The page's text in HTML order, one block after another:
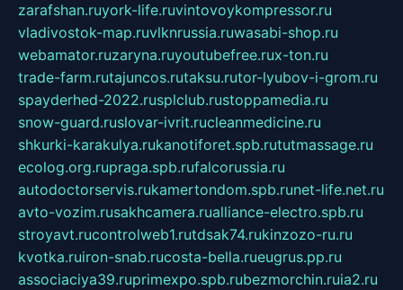
zarafshan.ruyork-life.ruvintovoykompressor.ru
vladivostok-map.ruvlknrussia.ruwasabi-shop.ru
webamator.ruzaryna.ruyoutubefree.rux-ton.ru
trade-farm.rutajuncos.rutaksu.rutor-lyubov-i-grom.ru
spayderhed-2022.rusplclub.rustoppamedia.ru
snow-guard.ruslovar-ivrit.rucleanmedicine.ru
shkurki-karakulya.rukanotiforet.spb.rututmassage.ru
ecolog.org.rupraga.spb.rufalcorussia.ru
autodoctorservis.rukamertondom.spb.runet-life.net.ru
avto-vozim.rusakhcamera.rualliance-electro.spb.ru
stroyavt.rucontrolweb1.rutdsak74.rukinzozo-ru.ru
kvotka.ruiron-snab.rucosta-bella.rueugrus.pp.ru
associaciya39.ruprimexpo.spb.rubezmorchin.ruia2.ru